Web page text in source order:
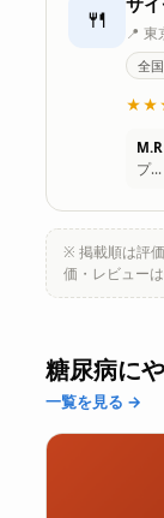
🍴
📍 東
全
M.R
プ…
※ 掲載順は評
価・レビュー
糖尿病に
一覧を見る →